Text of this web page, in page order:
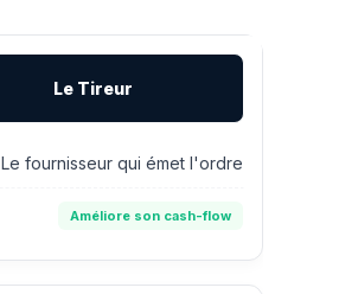
Le Tireur
Le fournisseur qui émet l'ordre
Améliore son cash-flow